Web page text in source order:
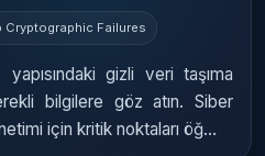
Cryptographic Failures
gizli veri taşıma
bilgilere göz atın. Siber
için kritik noktaları öğ...